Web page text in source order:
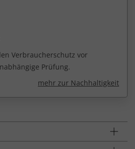
Verbraucherschutz vor
Prüfung.
mehr zur Nachhaltigkeit